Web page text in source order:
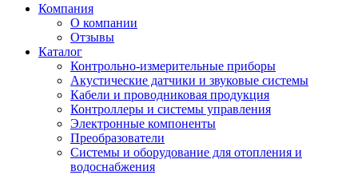
Компания
О компании
Отзывы
Каталог
Контрольно-измерительные приборы
Акустические датчики и звуковые системы
Кабели и проводниковая продукция
Контроллеры и системы управления
Электронные компоненты
Преобразователи
Системы и оборудование для отопления и
водоснабжения